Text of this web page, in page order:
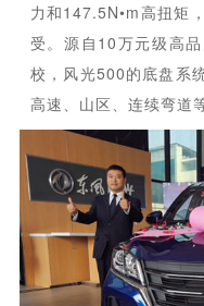
力和147.5N•m高扭矩
受。源自10万元级高
校，风光500的底盘系
高速、山区、连续弯道